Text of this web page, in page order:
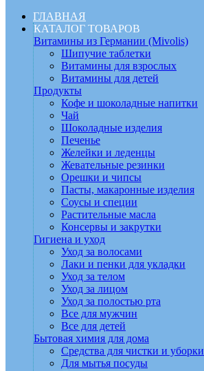
ГЛАВНАЯ
КАТАЛОГ ТОВАРОВ
Витамины из Германии (Mivolis)
Шипучие таблетки
Витамины для взрослых
Витамины для детей
Продукты
Кофе и шоколадные напитки
Чай
Шоколадные изделия
Печенье
Желейки и леденцы
Жевательные резинки
Орешки и чипсы
Пасты, макаронные изделия
Соусы и специи
Растительные масла
Консервы и закрутки
Гигиена и уход
Уход за волосами
Лаки и пенки для укладки
Уход за телом
Уход за лицом
Уход за полостью рта
Все для мужчин
Все для детей
Бытовая химия для дома
Средства для чистки и уборки
Для мытья посуды